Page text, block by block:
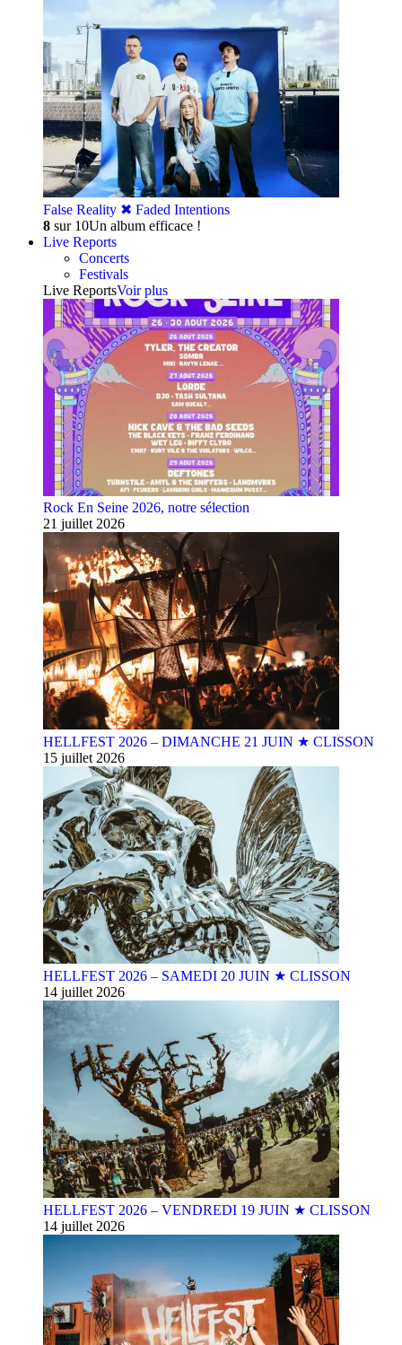
False Reality ✖︎ Faded Intentions
8 sur 10Un album efficace !
Live Reports
Concerts
Festivals
Live ReportsVoir plus
Rock En Seine 2026, notre sélection
21 juillet 2026
HELLFEST 2026 – DIMANCHE 21 JUIN ★ CLISSON
15 juillet 2026
HELLFEST 2026 – SAMEDI 20 JUIN ★ CLISSON
14 juillet 2026
HELLFEST 2026 – VENDREDI 19 JUIN ★ CLISSON
14 juillet 2026